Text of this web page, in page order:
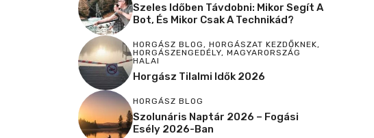
Szeles Időben Távdobni: Mikor Segít A
Bot, És Mikor Csak A Technikád?
HORGÁSZ BLOG , HORGÁSZAT KEZDŐKNEK,
HORGÁSZENGEDÉLY, MAGYARORSZÁG
HALAI
Horgász Tilalmi Idők 2026
HORGÁSZ BLOG
Szolunáris Naptár 2026 – Fogási
Esély 2026-Ban